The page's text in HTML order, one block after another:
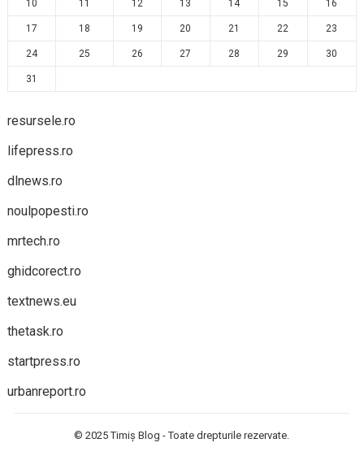
10 11 12 13 14 15 16
17 18 19 20 21 22 23
24 25 26 27 28 29 30
31
resursele.ro
lifepress.ro
dlnews.ro
noulpopesti.ro
mrtech.ro
ghidcorect.ro
textnews.eu
thetask.ro
startpress.ro
urbanreport.ro
© 2025Timiș Blog - Toate drepturile rezervate.